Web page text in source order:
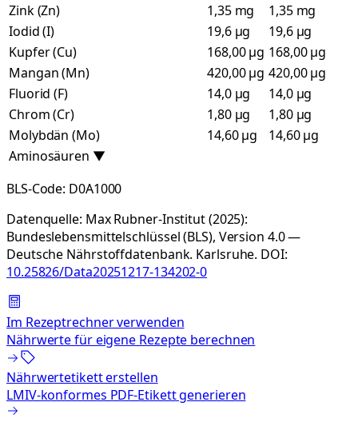
Zink (Zn)
1,35 mg
1,35 mg
Iodid (I)
19,6 µg
19,6 µg
Kupfer (Cu)
168,00 µg 168,00 µg
Mangan (Mn)
420,00 µg 420,00 µg
Fluorid (F)
14,0 µg
14,0 µg
Chrom (Cr)
1,80 µg
1,80 µg
Molybdän (Mo)
14,60 µg
14,60 µg
Aminosäuren ▼
BLS-Code: D0A1000
Datenquelle: Max Rubner-Institut (2025):
Bundeslebensmittelschlüssel (BLS), Version 4.0 —
Deutsche Nährstoffdatenbank. Karlsruhe. DOI:
10.25826/Data20251217-134202-0
Im Rezeptrechner verwenden
Nährwerte für eigene Rezepte berechnen
Nährwertetikett erstellen
LMIV-konformes PDF-Etikett generieren